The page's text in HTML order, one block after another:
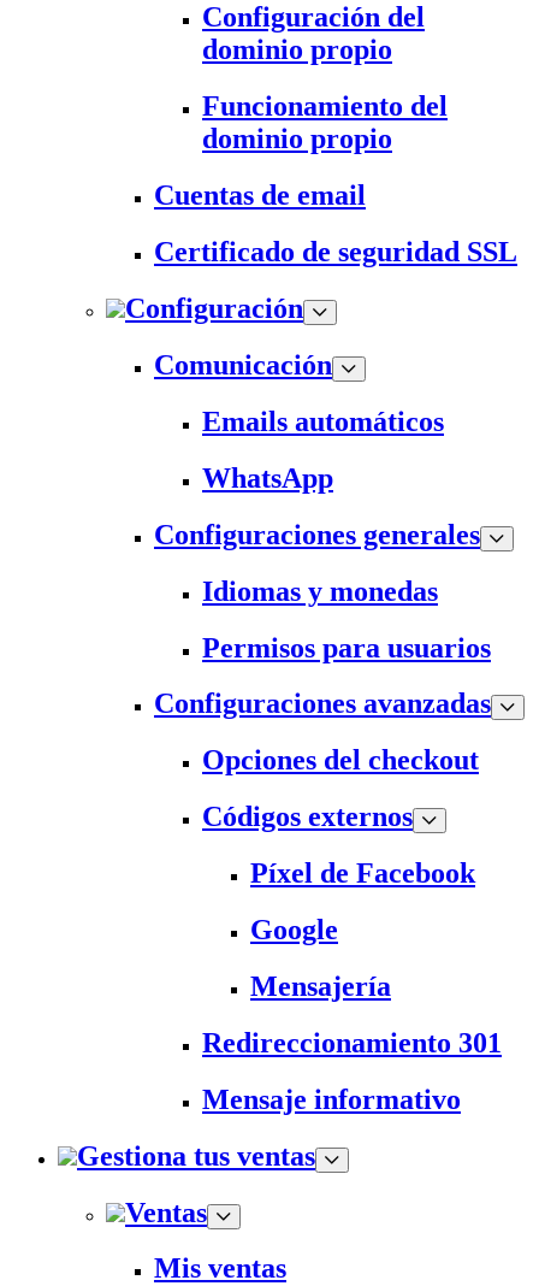
Configuración del
dominio propio
Funcionamiento del
dominio propio
Cuentas de email
Certificado de seguridad SSL
Configuración
Comunicación
Emails automáticos
WhatsApp
Configuraciones generales
Idiomas y monedas
Permisos para usuarios
Configuraciones avanzadas
Opciones del checkout
Códigos externos
Píxel de Facebook
Google
Mensajería
Redireccionamiento 301
Mensaje informativo
Gestiona tus ventas
Ventas
Mis ventas